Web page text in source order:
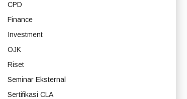
CPD
Finance
Investment
OJK
Riset
Seminar Eksternal
Sertifikasi CLA